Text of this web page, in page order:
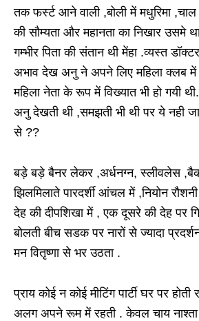
तक फर्स्ट आने वाली ,बोली में मधुरिमा
की सौम्यता और महानता का निखार उसमे
गम्भीर पिता की संतान थी मेंहा .व्यस्त
अभाव देख अनु ने अपने लिए महिला क्लब में
महिला नेता के रूप में विख्यात भी हो गयी
अनु देखती थी ,समझती भी थी पर ये नही
से ??
बड़े बड़े बैनर लेकर ,अर्धनग्न, स्लीवलेस
झिलमिलाते पारदर्शी आंचल में ,नियोन
देह की दीपशिखा में , एक दूसरे की देह पर
बोलती बीच सडक पर नारों से ज्यादा
मन वितृष्णा से भर उठता .
प्राय कोई न कोई मीटिंग पार्टी घर पर
अलग अपने रूम में रहती . केवल चाय